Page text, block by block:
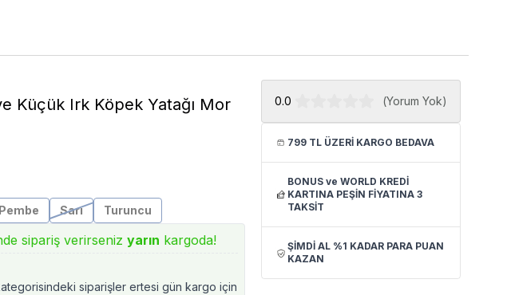
Küçük Irk Köpek Yatağı Mor
Pembe Sarı Turuncu
sipariş verirseniz yarın kargoda!
siparişler ertesi gün kargo için
0.0 (Yorum Yok)
799 TL ÜZERİ KARGO BEDAVA
BONUS ve WORLD KREDİ
KARTINA PEŞİN FİYATINA 3
TAKSİT
ŞİMDİ AL %1 KADAR PARA PUAN
KAZAN